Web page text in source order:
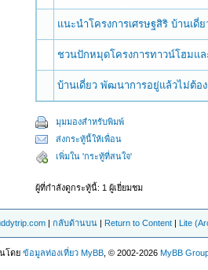
แนะนำโครงการเศรษฐสิริ บ้านเ
ชวนปักหมุดโครงการทาวน์โฮมแ
บ้านเดี่ยว พัฒนาการอยู่แล้วไม่ต้อ
มุมมองสำหรับพิมพ์
ส่งกระทู้นี้ให้เพื่อน
เพิ่มใน 'กระทู้ที่สนใจ'
ผู้ที่กำลังดูกระทู้นี้: 1 ผู้เยี่ยมชม
|กลับด้านบน | Return to Content | Lite
โดยข้อมูลท่องเที่ยว MyBB , © 2002-2026MyBB